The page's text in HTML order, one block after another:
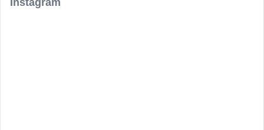
Instagram